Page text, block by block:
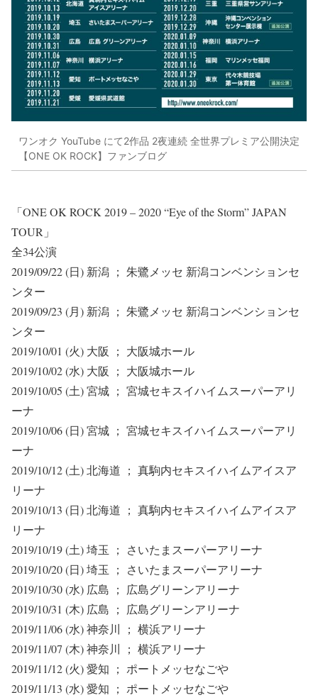
ワンオク YouTube にて2作品 2夜連続 全世界プレミア公開決定
【ONE OK ROCK】ファンブログ
「ONE OK ROCK 2019 – 2020 “Eye of the Storm” JAPAN
TOUR」
全34公演
2019/09/22 (日) 新潟 ； 朱鷺メッセ 新潟コンベンションセ
ンター
2019/09/23 (月) 新潟 ； 朱鷺メッセ 新潟コンベンションセ
ンター
2019/10/01 (火) 大阪 ； 大阪城ホール
2019/10/02 (水) 大阪 ； 大阪城ホール
2019/10/05 (土) 宮城 ； 宮城セキスイハイムスーパーアリ
ーナ
2019/10/06 (日) 宮城 ； 宮城セキスイハイムスーパーアリ
ーナ
2019/10/12 (土) 北海道 ； 真駒内セキスイハイムアイスア
リーナ
2019/10/13 (日) 北海道 ； 真駒内セキスイハイムアイスア
リーナ
2019/10/19 (土) 埼玉 ； さいたまスーパーアリーナ
2019/10/20 (日) 埼玉 ； さいたまスーパーアリーナ
2019/10/30 (水) 広島 ； 広島グリーンアリーナ
2019/10/31 (木) 広島 ； 広島グリーンアリーナ
2019/11/06 (水) 神奈川 ； 横浜アリーナ
2019/11/07 (木) 神奈川 ； 横浜アリーナ
2019/11/12 (火) 愛知 ； ポートメッセなごや
2019/11/13 (水) 愛知 ； ポートメッセなごや